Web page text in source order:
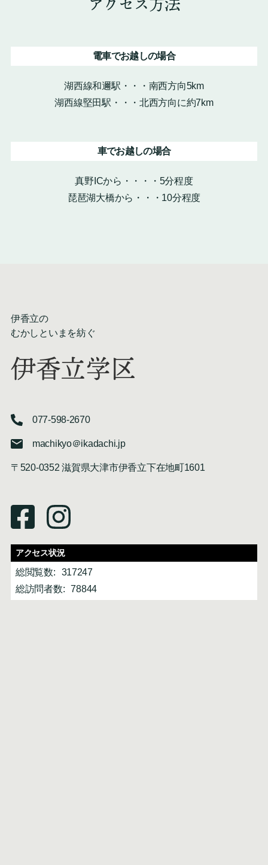
電車でお越しの場合
湖西線和邇駅・・・南西方向5km
湖西線堅田駅・・・北西方向に約7km
車でお越しの場合
真野ICから・・・・5分程度
琵琶湖大橋から・・・10分程度
伊香立の
むかしといまを紡ぐ
伊香立学区
077-598-2670
machikyo＠ikadachi.jp
〒520-0352 滋賀県大津市伊香立下在地町1601
アクセス状況
総閲覧数:
317247
総訪問者数:
78844